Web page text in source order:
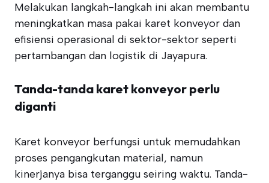
Melakukan langkah-langkah ini akan membantu
meningkatkan masa pakai karet konveyor dan
efisiensi operasional di sektor-sektor seperti
pertambangan dan logistik di Jayapura.
Tanda-tanda karet konveyor perlu
diganti
Karet konveyor berfungsi untuk memudahkan
proses pengangkutan material, namun
kinerjanya bisa terganggu seiring waktu. Tanda-